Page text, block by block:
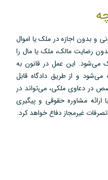
و بدون اجازه در ملک یا اموال
رضایت مالک، ملک یا مال را
می‌شود. این عمل در قانون به
می‌شود و از طریق دادگاه قابل
در دعاوی ملکی، می‌تواند در
مشاوره حقوقی و پیگیری
غیرمجاز دفاع خواهد کرد.